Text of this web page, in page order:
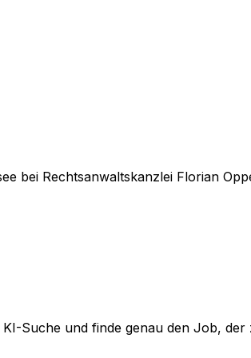
bei Rechtsanwaltskanzlei Florian
Suche und finde genau den Job, der